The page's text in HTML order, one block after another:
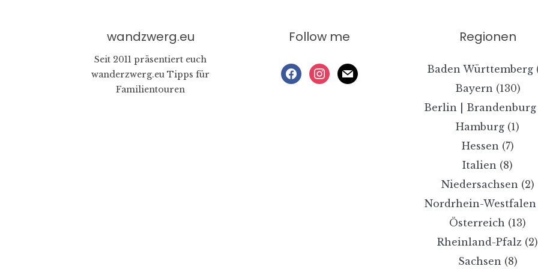
wandzwerg.eu
Seit 2011 präsentiert euch
wanderzwerg.eu Tipps für
Familientouren
Follow me
facebookinstagram
mail
Regionen
Baden Württemberg
Bayern (130)
Berlin | Brandenburg
Hamburg (1)
Hessen (7)
Italien (8)
Niedersachsen (2)
Nordrhein-Westfalen
Österreich (13)
Rheinland-Pfalz (2)
Sachsen (8)